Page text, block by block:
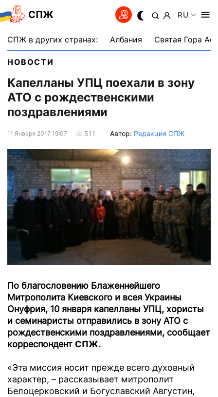
СПЖ RU
СПЖ в других странах: Албания Святая Гора
НОВОСТИ
Капелланы УПЦ поехали в зону
АТО с рождественскими
поздравлениями
11 Января 2017 19:07 511 Автор: Редакция СПЖ
По благословению Блаженнейшего
Митрополита Киевского и всея Украины
Онуфрия, 10 января капелланы УПЦ, хористы
и семинаристы отправились в зону АТО c
рождественскими поздравлениями, сообщает
корреспондент СПЖ.
«Эта миссия носит прежде всего духовный
характер, – рассказывает митрополит
Белоцерковский и Богуславский Августин,